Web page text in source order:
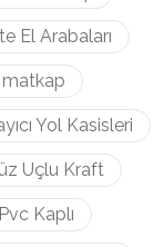
El Arabaları
Yol Kasisleri
Uçlu Kraft
Kaplı